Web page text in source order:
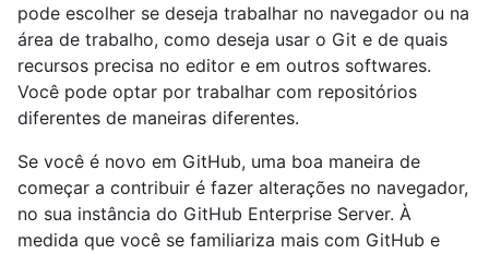
pode escolher se deseja trabalhar no navegador ou na
área de trabalho, como deseja usar o Git e de quais
recursos precisa no editor e em outros softwares.
Você pode optar por trabalhar com repositórios
diferentes de maneiras diferentes.
Se você é novo em GitHub, uma boa maneira de
começar a contribuir é fazer alterações no navegador,
no sua instância do GitHub Enterprise Server. À
medida que você se familiariza mais com GitHub e